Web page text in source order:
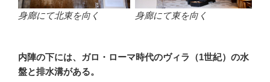
身廊にて北東を向く 身廊にて東を向く
内陣の下には、ガロ・ローマ時代のヴィラ（1世紀）の水
盤と排水溝がある。